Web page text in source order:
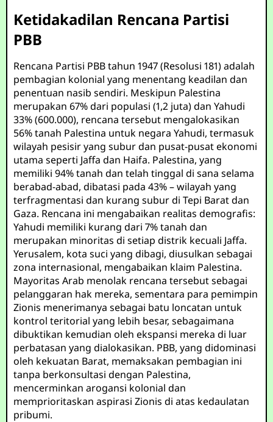
Ketidakadilan Rencana Partisi
PBB
Rencana Partisi PBB tahun 1947 (Resolusi 181) adalah
pembagian kolonial yang menentang keadilan dan
penentuan nasib sendiri. Meskipun Palestina
merupakan 67% dari populasi (1,2 juta) dan Yahudi
33% (600.000), rencana tersebut mengalokasikan
56% tanah Palestina untuk negara Yahudi, termasuk
wilayah pesisir yang subur dan pusat-pusat ekonomi
utama seperti Jaffa dan Haifa. Palestina, yang
memiliki 94% tanah dan telah tinggal di sana selama
berabad-abad, dibatasi pada 43% – wilayah yang
terfragmentasi dan kurang subur di Tepi Barat dan
Gaza. Rencana ini mengabaikan realitas demografis:
Yahudi memiliki kurang dari 7% tanah dan
merupakan minoritas di setiap distrik kecuali Jaffa.
Yerusalem, kota suci yang dibagi, diusulkan sebagai
zona internasional, mengabaikan klaim Palestina.
Mayoritas Arab menolak rencana tersebut sebagai
pelanggaran hak mereka, sementara para pemimpin
Zionis menerimanya sebagai batu loncatan untuk
kontrol teritorial yang lebih besar, sebagaimana
dibuktikan kemudian oleh ekspansi mereka di luar
perbatasan yang dialokasikan. PBB, yang didominasi
oleh kekuatan Barat, memaksakan pembagian ini
tanpa berkonsultasi dengan Palestina,
mencerminkan arogansi kolonial dan
memprioritaskan aspirasi Zionis di atas kedaulatan
pribumi.